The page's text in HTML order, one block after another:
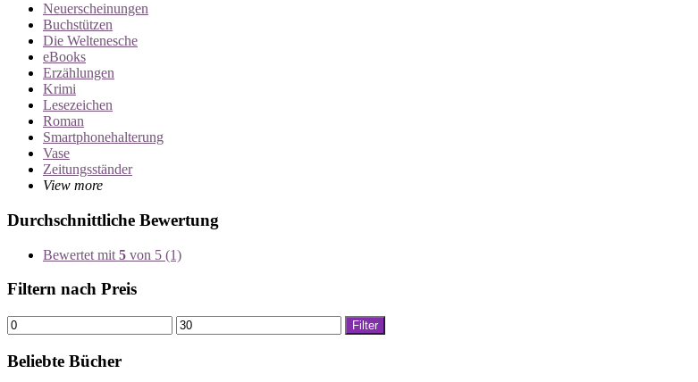
Neuerscheinungen
Buchstützen
Die Weltenesche
eBooks
Erzählungen
Krimi
Lesezeichen
Roman
Smartphonehalterung
Vase
Zeitungsständer
View more
Durchschnittliche Bewertung
Bewertet mit 5 von 5 (1)
Filtern nach Preis
Min.
Preis
Max.
Preis
Filter
Beliebte Bücher